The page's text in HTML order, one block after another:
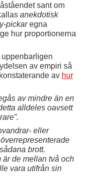
sant om
anekdotisk
pickaregna
hur proportionerna
uppenbarligen
av empiri så
av hur
av mindre än en
alldeles oavsett
eller
brott.
är de mellan två och
vara utifrån sin